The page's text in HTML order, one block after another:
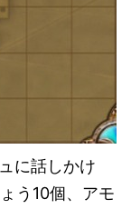
に話しかけ
う10個、アモ